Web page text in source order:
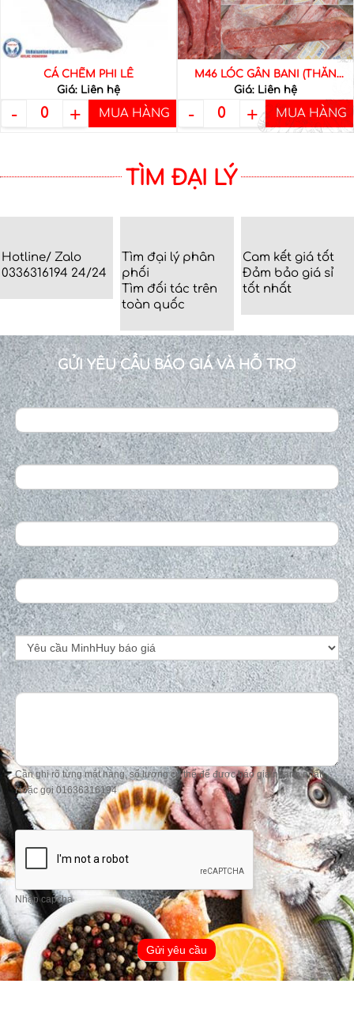
Mã Sản Phẩm CCPL
Cá Chẽm Phi Lê
Vũng Tàu, hàng
Hướng Dẫn Sử
Dụng
Chiên , nướng,
lẩu,…
Tủ đông -18*C
0336316194
Còn hàng
CÁ CHẼM PHI LÊ
Giá: Liên hệ
- 0 + MUA HÀNG
M46 LÓC GÂN BANI (THĂN
NGOẠI STRIPLOIN)
Giá: Liên hệ
- 0 + MUA HÀNG
TÌM ĐẠI LÝ
Hotline/ Zalo
0336316194 24/24
Tìm đại lý phân
phối
Tìm đối tác trên
toàn quốc
Cam kết giá tốt
Đảm bảo giá sỉ
tốt nhất
GỬI YÊU CẦU BÁO GIÁ VÀ HỖ TRỢ
Cần ghi rõ từng mặt hàng, số lượng cụ thể để được báo giá nhanh nhất!
Hoặc gọi 01636316194
Nhập capcha
Gửi yêu cầu